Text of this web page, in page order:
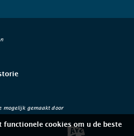
mogelijk gemaakt door
functionele cookies om u de beste